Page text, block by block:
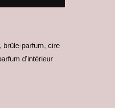
, brûle-parfum, cire
d'intérieur